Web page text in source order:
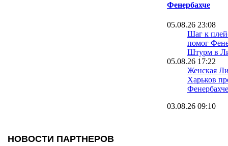
Фенербахче
05.08.26 23:08
Шаг к
помог
Штурм в
05.08.26 17:22
Женская
Харьков
Фенербахче
03.08.26 09:10